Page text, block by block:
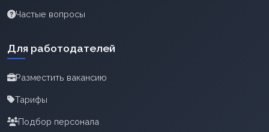
Частые вопросы
Для работодателей
Разместить вакансию
Тарифы
Подбор персонала